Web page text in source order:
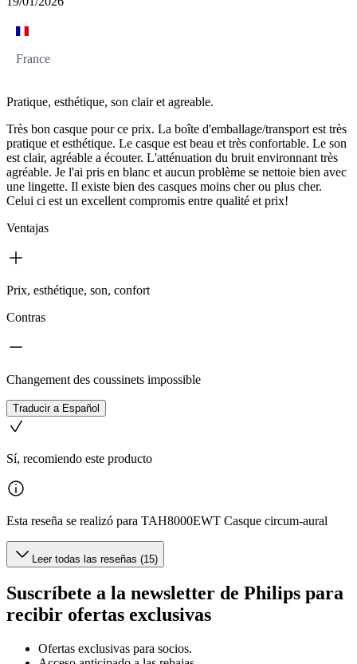
France
Pratique, esthétique, son clair et agreable.
Très bon casque pour ce prix. La boîte d'emballage/transport est très
pratique et esthétique. Le casque est beau et très confortable. Le son
est clair, agréable a écouter. L'atténuation du bruit environnant très
agréable. Je l'ai pris en blanc et aucun problème se nettoie bien avec
une lingette. Il existe bien des casques moins cher ou plus cher.
Celui ci est un excellent compromis entre qualité et prix!
Ventajas
Prix, esthétique, son, confort
Contras
Changement des coussinets impossible
Traducir a Español
Sí, recomiendo este producto
Esta reseña se realizó para TAH8000EWT Casque circum-aural
Leer todas las reseñas (15)
Suscríbete a la newsletter de Philips para
recibir ofertas exclusivas
Ofertas exclusivas para socios.